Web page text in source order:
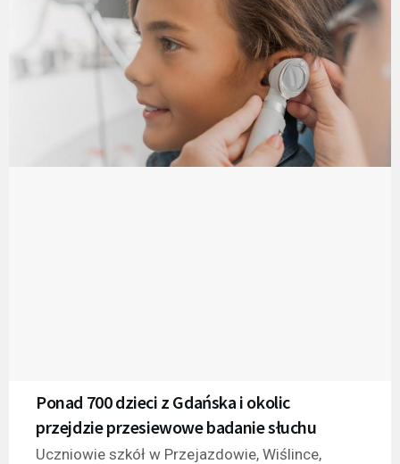
Ponad 700 dzieci z Gdańska i okolic
przejdzie przesiewowe badanie słuchu
Uczniowie szkół w Przejazdowie, Wiślince,